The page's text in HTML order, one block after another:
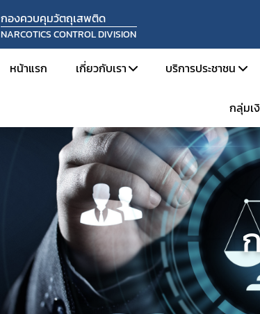
กองควบคุมวัตถุเสพติด
NARCOTICS CONTROL DIVISION
หน้าแรก เกี่ยวกับเรา
ทำเนียบผู้บริหาร
โครงสร้างและอัตรากำลัง
ภารกิจและหน้าที่
ผลการดำเนินงานของกอง
การดำเนินงานเป็นองค์กรคุณธรรม
รางวัลที่กองได้รับ
ภาพกิจกรรม
ติดต่อเรา
รับสมัครงาน
บริการประชาชน
คู่มือประชาชน
e-Book
ข้อมูลสถิติที่เกี่
กลุ่มเ